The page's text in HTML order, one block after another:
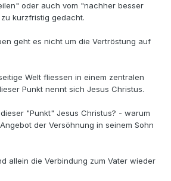
oder auch vom "nachher besser
kurzfristig gedacht.
geht es nicht um die Vertröstung auf
Welt fliessen in einem zentralen
Punkt nennt sich Jesus Christus.
"Punkt" Jesus Christus? - warum
der Versöhnung in seinem Sohn
allein die Verbindung zum Vater wieder